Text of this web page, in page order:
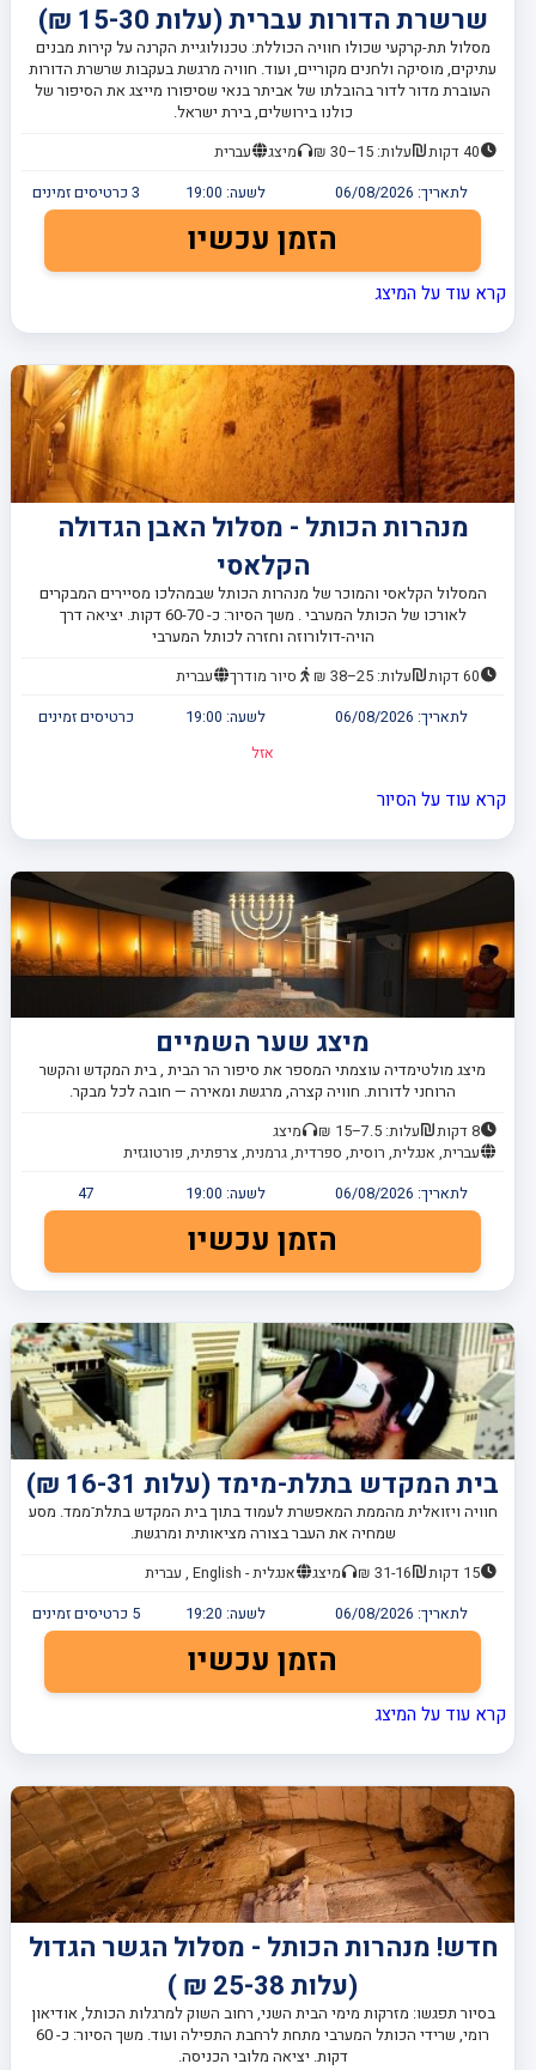
שרשרת הדורות עברית (עלות 15-30 ₪)
מסלול תת-קרקעי שכולו חוויה הכוללת: טכנולוגיית הקרנה על קירות מבנים
עתיקים, מוסיקה ולחנים מקוריים, ועוד. חוויה מרגשת בעקבות שרשרת הדורות
העוברת מדור לדור בהובלתו של אביתר בנאי שסיפורו מייצג את הסיפור של
כולנו בירושלים, בירת ישראל.
40 דקות עלות: 15–30 ₪ מיצג
עברית
לתאריך: 06/08/2026 לשעה: 19:00
3 כרטיסים זמינים
הזמן עכשיו
קרא עוד על המיצג
מנהרות הכותל - מסלול האבן הגדולה
הקלאסי
המסלול הקלאסי והמוכר של מנהרות הכותל שבמהלכו מסיירים המבקרים
לאורכו של הכותל המערבי . משך הסיור: כ- 60-70 דקות. יציאה דרך
הויה-דולורוזה וחזרה לכותל המערבי
60 דקות עלות: 25–38 ₪ סיור מודרך
עברית
לתאריך: 06/08/2026 לשעה: 19:00
כרטיסים זמינים
אזל
קרא עוד על הסיור
מיצג שער השמיים
מיצג מולטימדיה עוצמתי המספר את סיפור הר הבית , בית המקדש והקשר
הרוחני לדורות. חוויה קצרה, מרגשת ומאירה — חובה לכל מבקר.
8 דקות עלות: 7.5–15 ₪
מיצג
עברית, אנגלית, רוסית, ספרדית, גרמנית, צרפתית, פורטוגזית
לתאריך: 06/08/2026 לשעה: 19:00
47
הזמן עכשיו
בית המקדש בתלת-מימד (עלות 16-31 ₪)
חוויה ויזואלית מהממת המאפשרת לעמוד בתוך בית המקדש בתלת־ממד. מסע
שמחיה את העבר בצורה מציאותית ומרגשת.
15 דקות 31-16 ₪ מיצג
אנגלית - English , עברית
לתאריך: 06/08/2026 לשעה: 19:20
5 כרטיסים זמינים
הזמן עכשיו
קרא עוד על המיצג
חדש! מנהרות הכותל - מסלול הגשר הגדול
(עלות 25-38 ₪ )
בסיור תפגשו: מזרקות מימי הבית השני, רחוב השוק למרגלות הכותל, אודיאון
רומי, שרידי הכותל המערבי מתחת לרחבת התפילה ועוד. משך הסיור: כ- 60
דקות. יציאה מלובי הכניסה.